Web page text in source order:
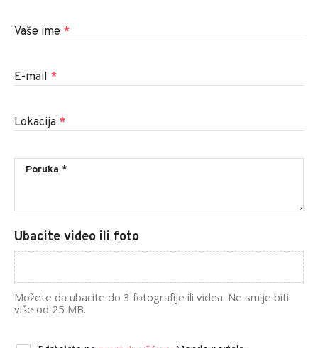
Vaše ime *
E-mail *
Lokacija *
Ubacite video ili foto
Možete da ubacite do 3 fotografije ili videa. Ne smije biti
više od 25 MB.